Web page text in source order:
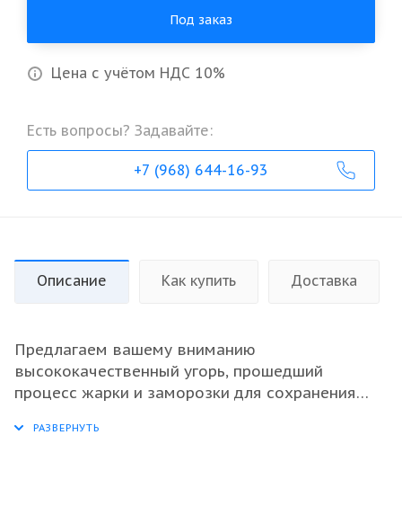
Под заказ
Цена с учётом НДС 10%
Есть вопросы? Задавайте:
+7 (968) 644-16-93
Описание Как купить Доставка
Предлагаем вашему вниманию
высококачественный угорь, прошедший
процесс жарки и заморозки для сохранения
является идеальным решением для ресторанов